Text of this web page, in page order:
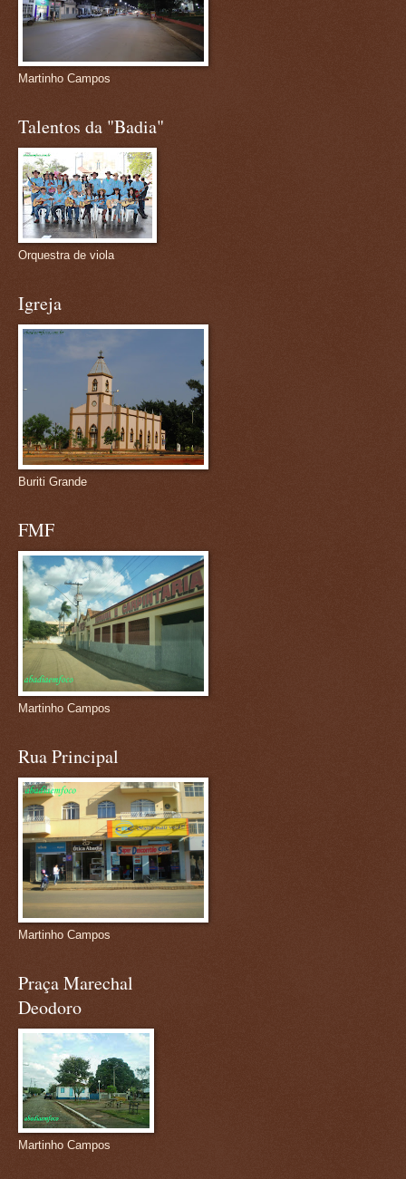
Martinho Campos
Talentos da "Badia"
Orquestra de viola
Igreja
Buriti Grande
FMF
Martinho Campos
Rua Principal
Martinho Campos
Praça Marechal
Deodoro
Martinho Campos